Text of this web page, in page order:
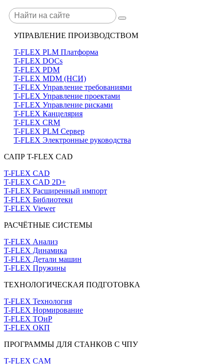
УПРАВЛЕНИЕ ПРОИЗВОДСТВОМ
T-FLEX PLM Платформа
T-FLEX DOCs
T-FLEX PDM
T-FLEX MDM (НСИ)
T-FLEX Управление требованиями
T-FLEX Управление проектами
T-FLEX Управление рисками
T-FLEX Канцелярия
T-FLEX CRM
T-FLEX PLM Сервер
T-FLEX Электронные руководства
САПР T-FLEX CAD
T-FLEX CAD
T-FLEX CAD 2D+
T-FLEX Расширенный импорт
T-FLEX Библиотеки
T-FLEX Viewer
РАСЧЁТНЫЕ СИСТЕМЫ
T-FLEX Анализ
T-FLEX Динамика
T-FLEX Детали машин
T-FLEX Пружины
ТЕХНОЛОГИЧЕСКАЯ ПОДГОТОВКА
T-FLEX Технология
T-FLEX Нормирование
T-FLEX ТОиР
T-FLEX ОКП
ПРОГРАММЫ ДЛЯ СТАНКОВ С ЧПУ
T-FLEX CAM